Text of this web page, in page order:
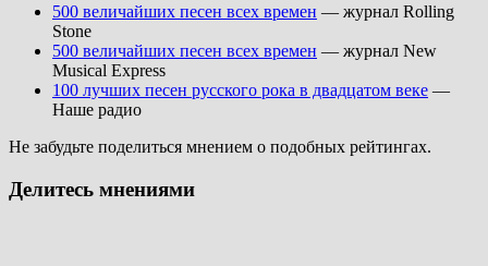
500 величайших песен всех времен — журнал Rolling
Stone
500 величайших песен всех времен — журнал New
Musical Express
100 лучших песен русского рока в двадцатом веке —
Наше радио
Не забудьте поделиться мнением о подобных рейтингах.
Делитесь мнениями